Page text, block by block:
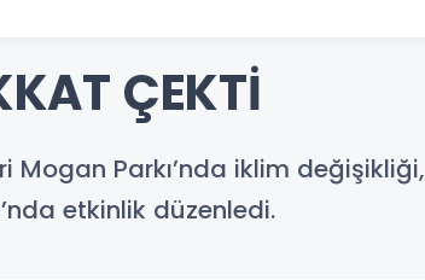
ÇEKTİ
Mogan Parkı’nda iklim değişikliği,
etkinlik düzenledi.